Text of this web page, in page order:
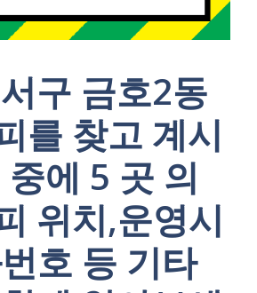
구 금호2동
를 찾고 계시
에 5 곳 의
위치,운영시
호 등 기타